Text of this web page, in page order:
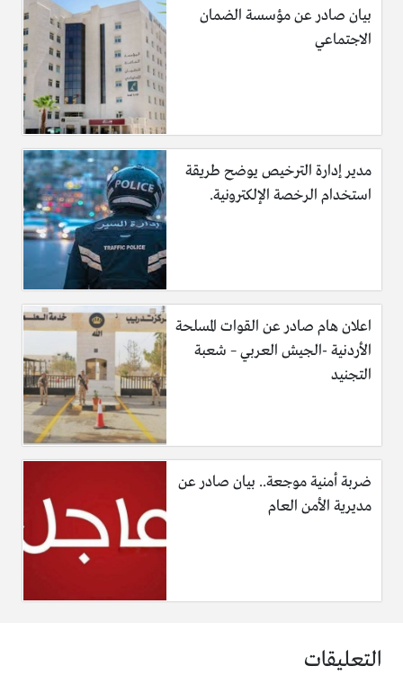
بيان صادر عن مؤسسة الضمان
الاجتماعي
مدير إدارة الترخيص يوضح طريقة
استخدام الرخصة الإلكترونية.
اعلان هام صادر عن القوات المسلحة
الأردنية -الجيش العربي – شعبة
التجنيد
ضربة أمنية موجعة.. بيان صادر عن
مديرية الأمن العام
التعليقات